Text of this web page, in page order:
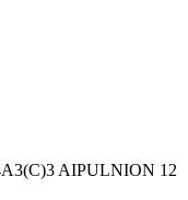
AIPULNION 12